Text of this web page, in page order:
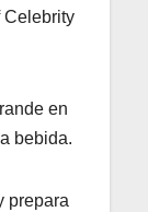
Celebrity
en
bebida.
prepara